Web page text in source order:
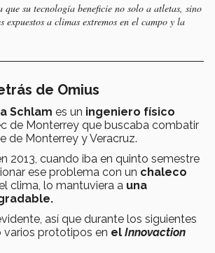
que su tecnología beneficie no solo a atletas, sino
expuestos a climas extremos en el campo y la
de Omius
Schlam es un ingeniero físico
de Monterrey que buscaba combatir
de Monterrey y Veracruz.
2013, cuando iba en quinto semestre
ese problema con un chaleco
clima, lo mantuviera a una
así que durante los siguientes
varios prototipos en el Innovaction